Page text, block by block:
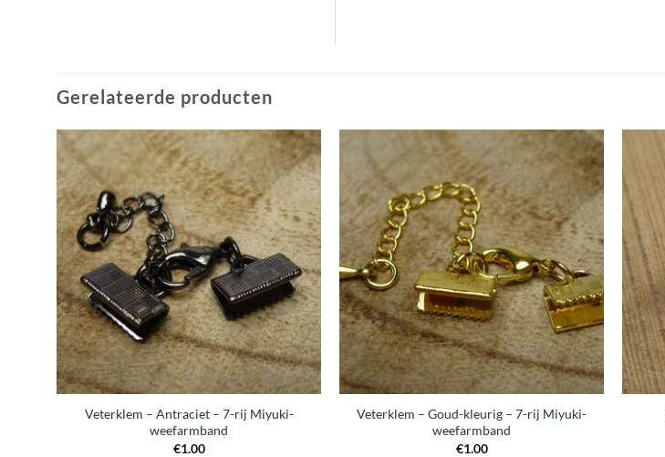
Gerelateerde producten
Aan
verlanglijst
toevoegen
Veterklem – Antraciet – 7-rij Miyuki-
weefarmband
€1.00
Aan
verlanglijst
toevoegen
Veterklem – Goud-kleurig – 7-rij Miyuki-
weefarmband
€1.00